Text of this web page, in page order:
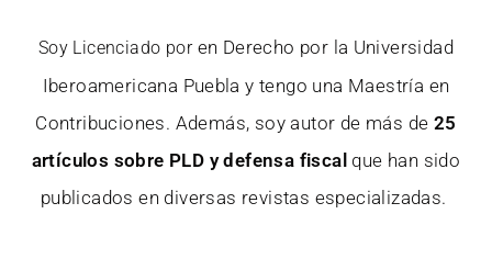
Soy Licenciado por en Derecho por la Universidad
Iberoamericana Puebla y tengo una Maestría en
Contribuciones. Además, soy autor de más de 25
artículos sobre PLD y defensa fiscal que han sido
publicados en diversas revistas especializadas.